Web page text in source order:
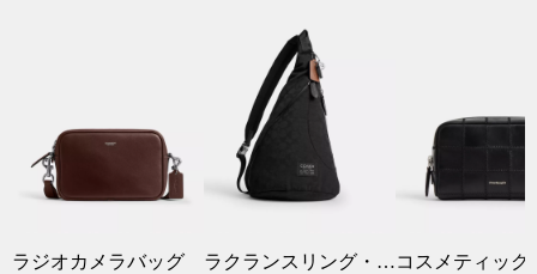
ラジオカメラバッグ ラクランスリング・シグネチャーナイロン